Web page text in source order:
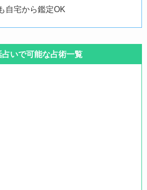
自宅から鑑定OK
占いで可能な占術一覧